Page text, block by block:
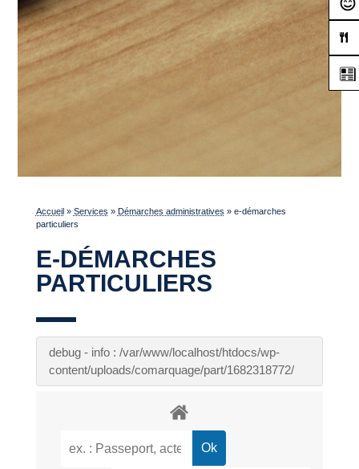
Accueil » Services » Démarches administratives » e-démarches
particuliers
E-DÉMARCHES
PARTICULIERS
debug - info : /var/www/localhost/htdocs/wp-
content/uploads/comarquage/part/1682318772/